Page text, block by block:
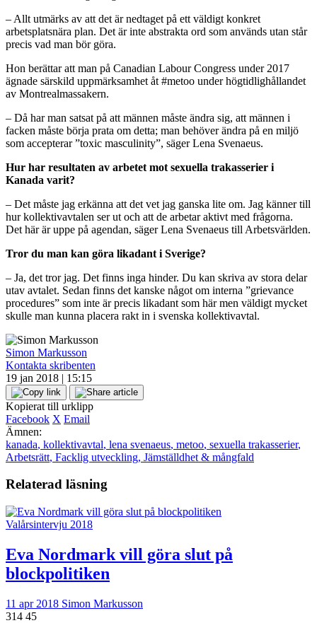
– Allt utmärks av att det är nedtaget på ett väldigt konkret
arbetsplatsnära plan. Det är inte abstrakta ord som används utan står
precis vad man bör göra.
Hon berättar att man på Canadian Labour Congress under 2017
ägnade särskild uppmärksamhet åt #metoo under högtidlighållandet
av Montrealmassakern.
– Då har man satsat på att männen måste ändra sig, att männen i
facken måste börja prata om detta; man behöver ändra på en miljö
som accepterar ”toxic masculinity”, säger Lena Svenaeus.
Hur har resultaten av arbetet mot sexuella trakasserier i
Kanada varit?
– Det måste jag erkänna att det vet jag ganska lite om. Jag känner till
hur kollektivavtalen ser ut och att de arbetar aktivt med frågorna.
Det här är uppe på agendan, säger Lena Svenaeus till Arbetsvärlden.
Tror du man kan göra likadant i Sverige?
– Ja, det tror jag. Det finns inga hinder. Du kan skriva av stora delar
utav avtalet. Sedan finns det kanske något om interna ”grievance
procedures” som inte är precis likadant som här men väldigt mycket
skulle man kunna placera rakt in i svenska kollektivavtal.
Simon Markusson
Kontakta skribenten
19 jan 2018 | 15:15
Kopierat till urklipp
Facebook X Email
Ämnen:
kanada, kollektivavtal, lena svenaeus, metoo, sexuella trakasserier,
Arbetsrätt, Facklig utveckling, Jämställdhet & mångfald
Relaterad läsning
Valårsintervju 2018
Eva Nordmark vill göra slut på
blockpolitiken
11 apr 2018 Simon Markusson
314 45